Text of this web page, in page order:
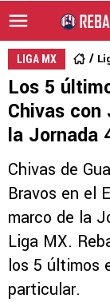
LIGA MX
Los 5
Chivas
la Jornada
Chivas de
Bravos en el
marco de la
Liga MX.
los 5 últimos
particular.